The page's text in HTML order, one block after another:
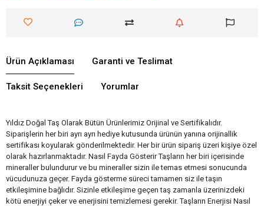
Ürün Açıklaması Garanti ve Teslimat
Taksit Seçenekleri Yorumlar
Yıldız Doğal Taş Olarak Bütün Ürünlerimiz Orijinal ve Sertifikalıdır.
Siparişlerin her biri ayrı ayrı hediye kutusunda ürünün yanına orijinallik
sertifikası koyularak gönderilmektedir. Her bir ürün sipariş üzeri kişiye özel
olarak hazırlanmaktadır. Nasıl Fayda Gösterir Taşların her biri içerisinde
mineraller bulundurur ve bu mineraller sizin ile temas etmesi sonucunda
vücudunuza geçer. Fayda gösterme süreci tamamen siz ile taşın
etkileşimine bağlıdır. Sizinle etkileşime geçen taş zamanla üzerinizdeki
kötü enerjiyi çeker ve enerjisini temizlemesi gerekir. Taşların Enerjisi Nasıl